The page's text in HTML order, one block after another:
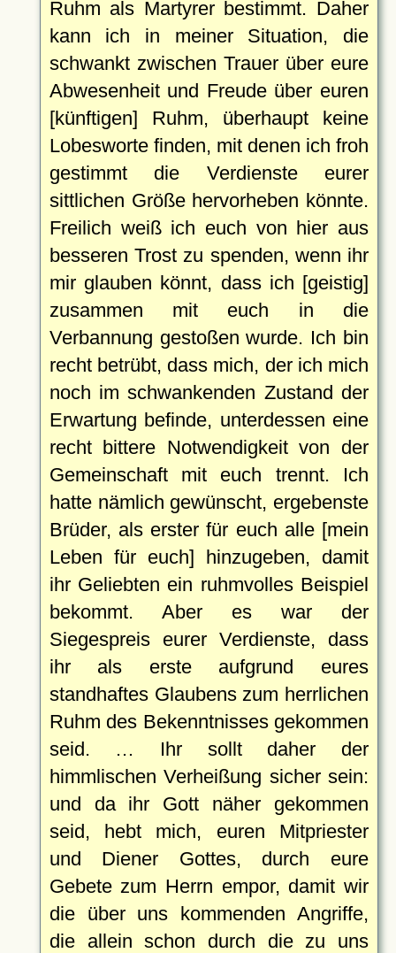
Ruhm als Martyrer bestimmt. Daher
kann ich in meiner Situation, die
schwankt zwischen Trauer über eure
Abwesenheit und Freude über euren
[künftigen] Ruhm, überhaupt keine
Lobesworte finden, mit denen ich froh
gestimmt die Verdienste eurer
sittlichen Größe hervorheben könnte.
Freilich weiß ich euch von hier aus
besseren Trost zu spenden, wenn ihr
mir glauben könnt, dass ich [geistig]
zusammen mit euch in die
Verbannung gestoßen wurde. Ich bin
recht betrübt, dass mich, der ich mich
noch im schwankenden Zustand der
Erwartung befinde, unterdessen eine
recht bittere Notwendigkeit von der
Gemeinschaft mit euch trennt. Ich
hatte nämlich gewünscht, ergebenste
Brüder, als erster für euch alle [mein
Leben für euch] hinzugeben, damit
ihr Geliebten ein ruhmvolles Beispiel
bekommt. Aber es war der
Siegespreis eurer Verdienste, dass
ihr als erste aufgrund eures
standhaftes Glaubens zum herrlichen
Ruhm des Bekenntnisses gekommen
seid. … Ihr sollt daher der
himmlischen Verheißung sicher sein:
und da ihr Gott näher gekommen
seid, hebt mich, euren Mitpriester
und Diener Gottes, durch eure
Gebete zum Herrn empor, damit wir
die über uns kommenden Angriffe,
die allein schon durch die zu uns